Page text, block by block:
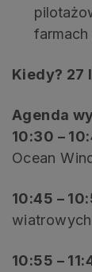
farmach
Kiedy? 27
Agenda
10:30 –
Ocean
10:45 –
10:55 –